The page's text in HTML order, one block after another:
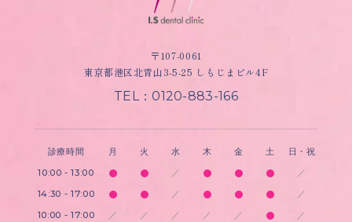
〒107-0061
東京都港区北青山3-5-25 しもじまビル4F
TEL：0120-883-166
診療時間 月 火 水 木 金 土 日・祝
10:00 - 13:00 ／ ／
14:30 - 17:00 ／ ／
10:00 - 17:00 ／ ／ ／ ／ ／ ／